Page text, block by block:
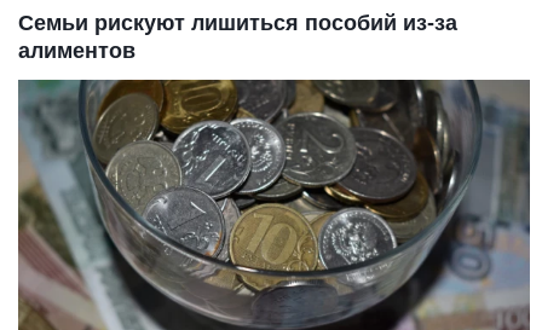
Семьи рискуют лишиться пособий из-за
алиментов